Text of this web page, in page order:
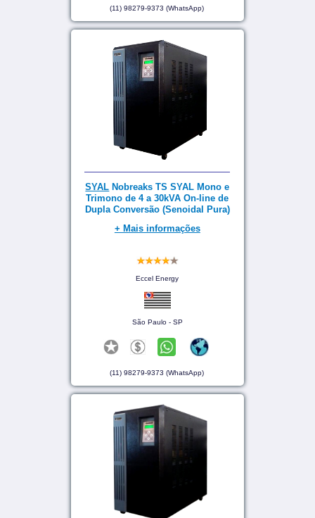
(11) 98279-9373 (WhatsApp)
SYAL Nobreaks TS SYAL Mono e
Trimono de 4 a 30kVA On-line de
Dupla Conversão (Senoidal Pura)
+ Mais informações
Eccel Energy
São Paulo - SP
(11) 98279-9373 (WhatsApp)